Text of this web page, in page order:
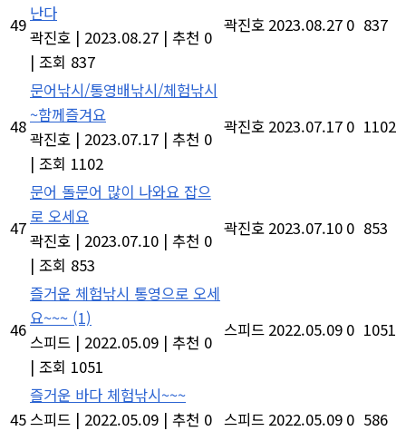
49
난다
곽진호 | 2023.08.27 | 추천 0
| 조회 837
곽진호 2023.08.27 0 837
48
문어낚시/통영배낚시/체험낚시
~함께즐겨요
곽진호 | 2023.07.17 | 추천 0
| 조회 1102
곽진호 2023.07.17 0 1102
47
문어 돌문어 많이 나와요 잡으
로 오세요
곽진호 | 2023.07.10 | 추천 0
| 조회 853
곽진호 2023.07.10 0 853
46
즐거운 체험낚시 통영으로 오세
요~~~ (1)
스피드 | 2022.05.09 | 추천 0
| 조회 1051
스피드 2022.05.09 0 1051
45
즐거운 바다 체험낚시~~~
스피드 | 2022.05.09 | 추천 0 스피드 2022.05.09 0 586